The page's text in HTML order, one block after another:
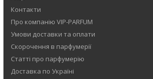
Контакти
Про компанію VIP-PARFUM
Умови доставки та оплати
Скорочення в парфумерії
Статті про парфумерію
Доставка по Україні